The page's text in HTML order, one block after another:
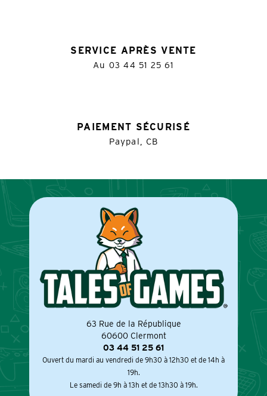
SERVICE APRÈS VENTE
Au 03 44 51 25 61
PAIEMENT SÉCURISÉ
Paypal, CB
63 Rue de la République
60600 Clermont
03 44 51 25 61
Ouvert du mardi au vendredi de 9h30 à 12h30 et de 14h à
19h.
Le samedi de 9h à 13h et de 13h30 à 19h.